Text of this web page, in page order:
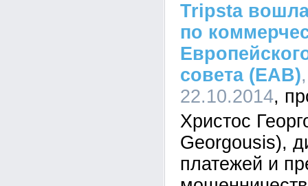
Tripsta
по
совета (EAB)
22.10.2014
Христос
Georgousis),
платежей и